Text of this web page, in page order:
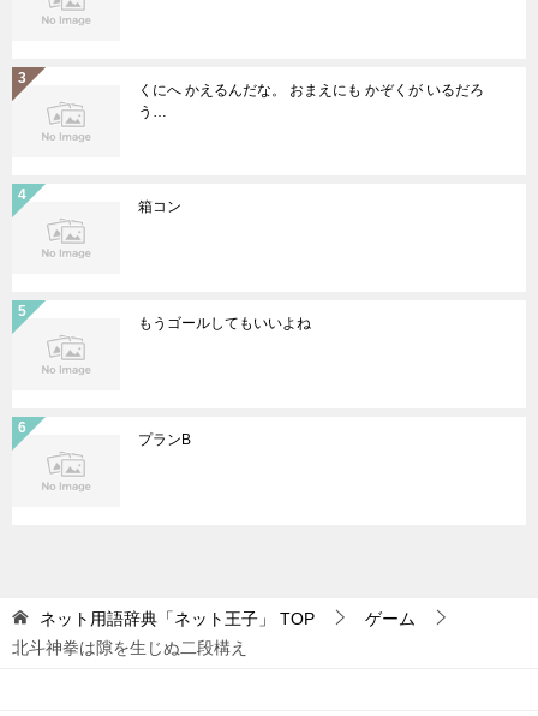
くにへ かえるんだな。 おまえにも かぞくが いるだろ
う…
箱コン
もうゴールしてもいいよね
プランB
ネット用語辞典「ネット王子」 TOP
ゲーム
北斗神拳は隙を生じぬ二段構え